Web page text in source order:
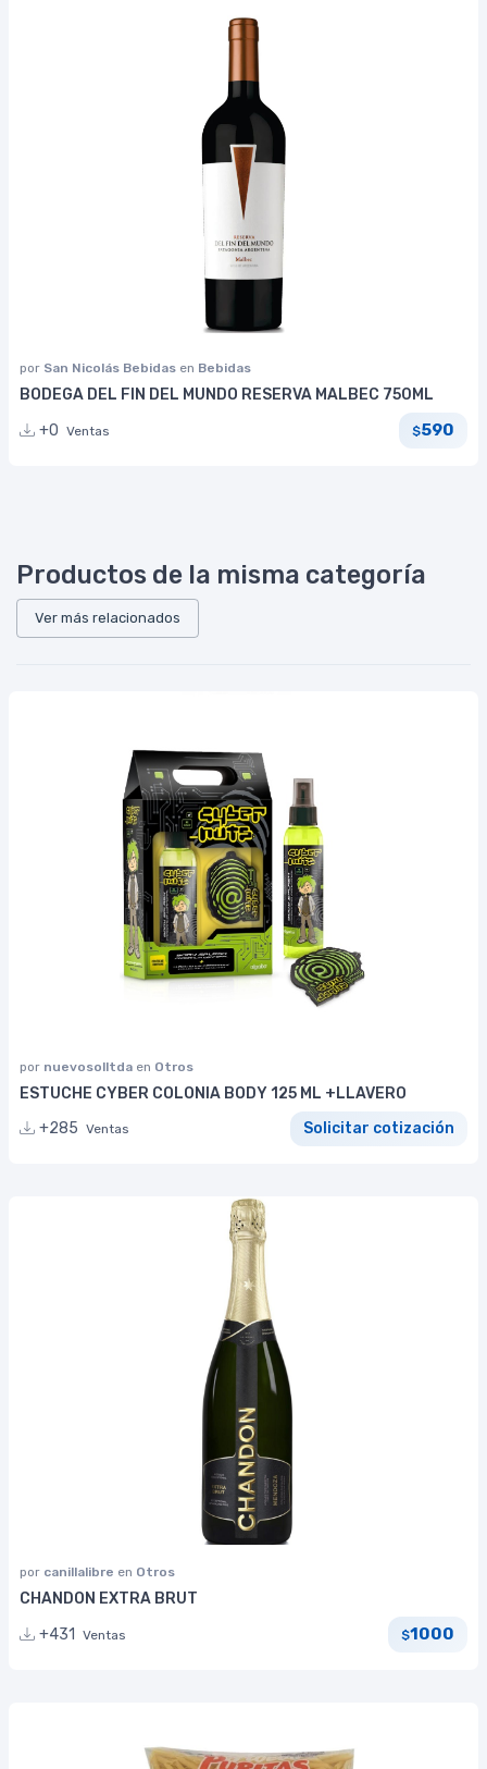
por San Nicolás Bebidas en Bebidas
BODEGA DEL FIN DEL MUNDO RESERVA MALBEC 750ML
+0 Ventas $590
Productos de la misma categoría
Ver más relacionados
por nuevosolltda en Otros
ESTUCHE CYBER COLONIA BODY 125 ML +LLAVERO
+285 Ventas Solicitar cotización
por canillalibre en Otros
CHANDON EXTRA BRUT
+431
Ventas $1000